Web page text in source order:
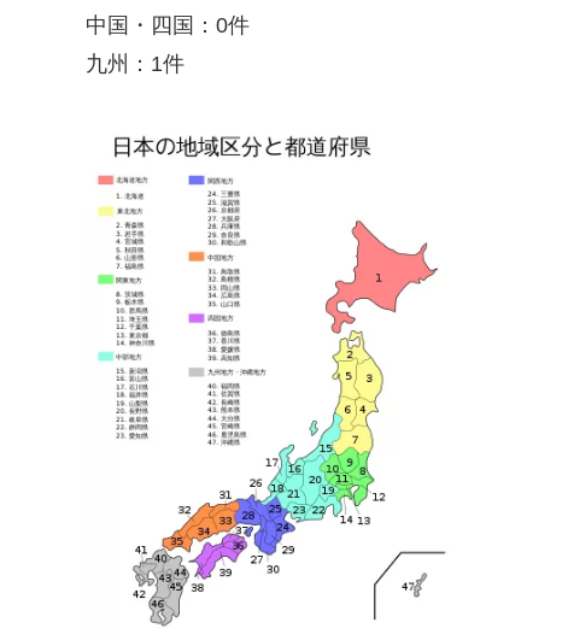
中国・四国：0件
九州：1件